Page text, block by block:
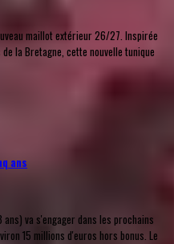
maillot extérieur 26/27. Inspirée
la Bretagne, cette nouvelle tunique
ans
va s'engager dans les prochains
15 millions d'euros hors bonus. Le